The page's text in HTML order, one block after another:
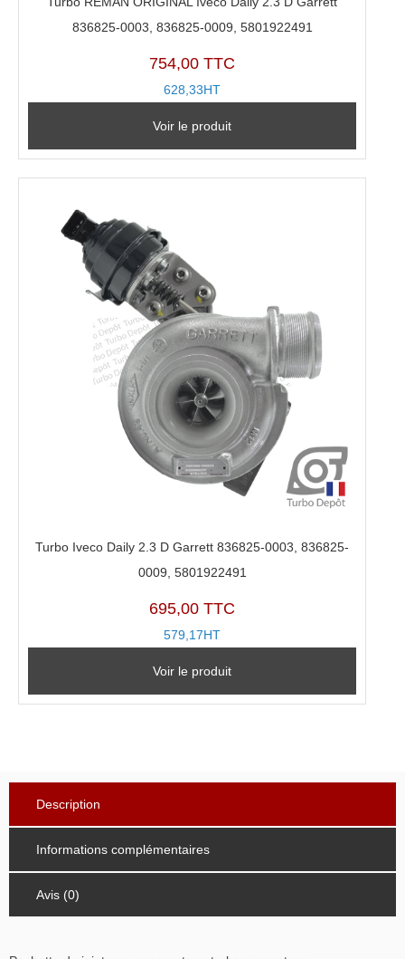
836825-0003, 836825-0009, 5801922491
754,00 TTC
628,33HT
Voir le produit
Turbo Iveco Daily 2.3 D Garrett 836825-0003, 836825-
0009, 5801922491
695,00 TTC
579,17HT
Voir le produit
Description
Informations complémentaires
Avis (0)